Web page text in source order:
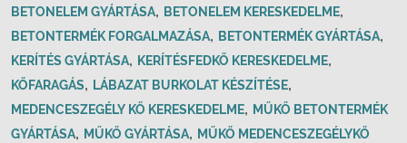
BETONELEM GYÁRTÁSA, BETONELEM KERESKEDELME,
BETONTERMÉK FORGALMAZÁSA, BETONTERMÉK GYÁRTÁSA,
KERÍTÉS GYÁRTÁSA, KERÍTÉSFEDKŐ KERESKEDELME,
KŐFARAGÁS, LÁBAZAT BURKOLAT KÉSZÍTÉSE,
MEDENCESZEGÉLY KŐ KERESKEDELME, MŰKŐ BETONTERMÉK
GYÁRTÁSA, MŰKŐ GYÁRTÁSA, MŰKŐ MEDENCESZEGÉLYKŐ